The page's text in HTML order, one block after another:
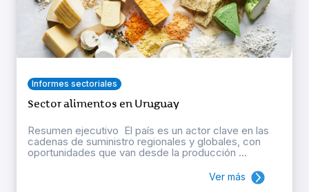
Informes sectoriales
Sector alimentos en Uruguay
Resumen ejecutivo El país es un actor clave en las
cadenas de suministro regionales y globales, con
oportunidades que van desde la producción ...
Ver más